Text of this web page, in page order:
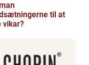
til at
vikar?